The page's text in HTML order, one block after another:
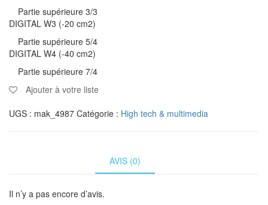
Partie supérieure 3/3
DIGITAL W3 (-20 cm2)
Partie supérieure 5/4
DIGITAL W4 (-40 cm2)
Partie supérieure 7/4
Ajouter à votre liste
UGS : mak_4987 Catégorie : High tech & multimedia
AVIS (0)
Il n’y a pas encore d’avis.